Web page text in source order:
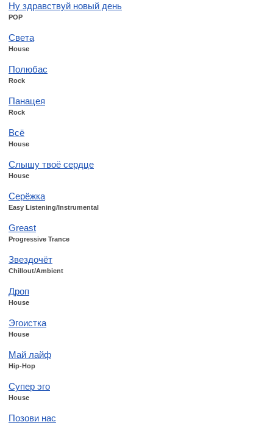
Ну здравствуй новый день
POP
Света
House
Полюбас
Rock
Панацея
Rock
Всё
House
Слышу твоё сердце
House
Серёжка
Easy Listening/Instrumental
Greast
Progressive Trance
Звездочёт
Chillout/Ambient
Дроп
House
Эгоистка
House
Май лайф
Hip-Hop
Супер эго
House
Позови нас